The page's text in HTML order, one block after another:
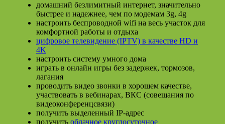
домашний безлимитный интернет, значительно
быстрее и надежнее, чем по модемам 3g, 4g
настроить беспроводной wifi на весь участок для
комфортной работы и отдыха
цифровое телевидение (IPTV) в качестве HD и
4K
настроить систему умного дома
играть в онлайн игры без задержек, тормозов,
лагания
проводить видео звонки в хорошем качестве,
участвовать в вебинарах, ВКС (совещания по
видеоконференцсвязи)
получить выделенный IP-адрес
получить облачное круглосуточное